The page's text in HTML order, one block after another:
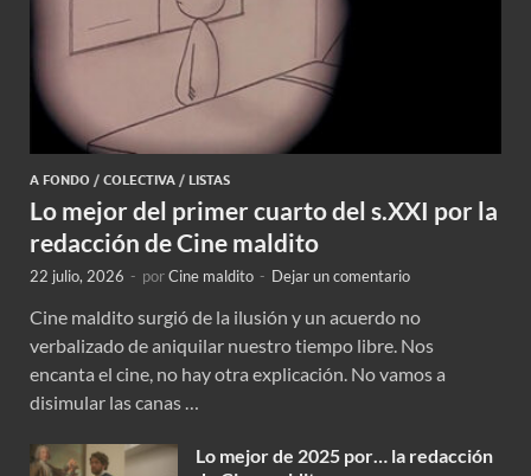
A FONDO / COLECTIVA / LISTAS
Lo mejor del primer cuarto del s.XXI por la
redacción de Cine maldito
22 julio, 2026 - porCine maldito - Dejar un comentario
Cine maldito surgió de la ilusión y un acuerdo no
verbalizado de aniquilar nuestro tiempo libre. Nos
encanta el cine, no hay otra explicación. No vamos a
disimular las canas …
Lo mejor de 2025 por… la redacción